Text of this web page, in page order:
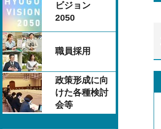
ビジョン
2050
職員採用
政策形成に向
けた各種検討
会等